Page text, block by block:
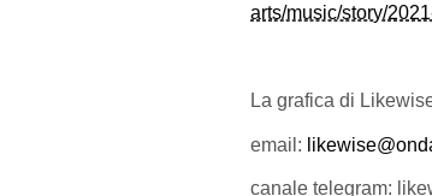
arts/music/story/
La grafica di
email:
canale telegram: